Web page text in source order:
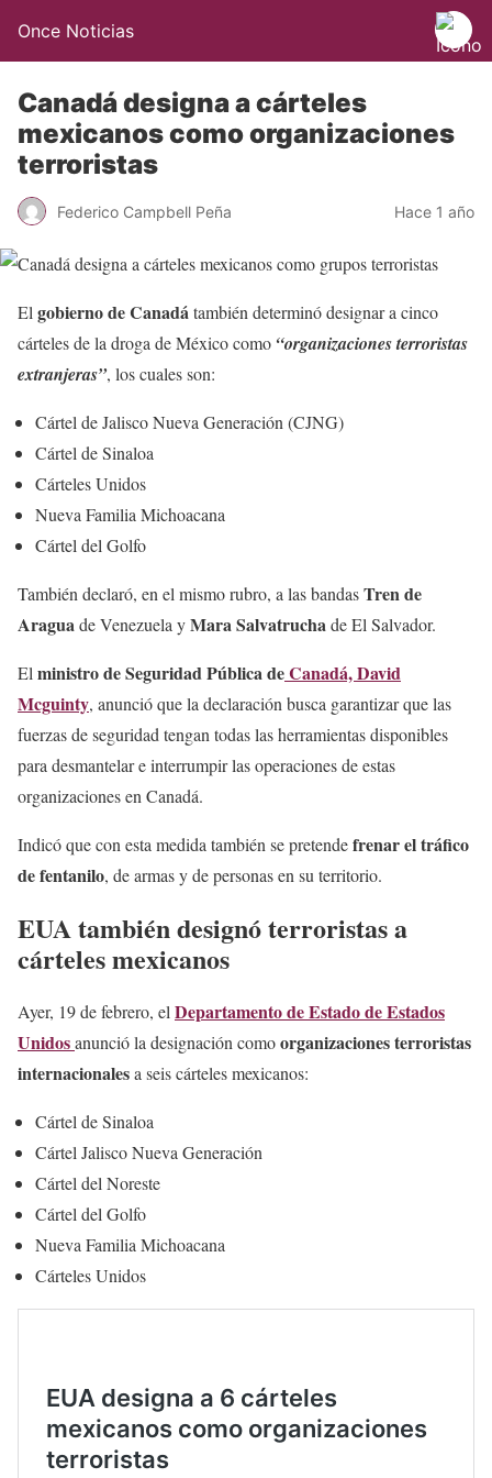
Once Noticias
Canadá designa a cárteles
mexicanos como organizaciones
terroristas
Federico Campbell Peña Hace 1 año
El gobierno de Canadátambién determinó designar a cinco
cárteles de la droga de México como “organizaciones terroristas
extranjeras”, los cuales son:
Cártel de Jalisco Nueva Generación (CJNG)
Cártel de Sinaloa
Cárteles Unidos
Nueva Familia Michoacana
Cártel del Golfo
También declaró, en el mismo rubro, a las bandasTren de
Araguade Venezuela yMara Salvatruchade El Salvador.
El ministro de Seguridad Pública deCanadá, David
Mcguinty, anunció que la declaración busca garantizar que las
fuerzas de seguridad tengan todas las herramientas disponibles
para desmantelar e interrumpir las operaciones de estas
organizaciones en Canadá.
Indicó que con esta medida también se pretendefrenar el tráfico
de fentanilo, de armas y de personas en su territorio.
EUA también designó terroristas a
cárteles mexicanos
Ayer, 19 de febrero, el Departamento de Estado de Estados
Unidosanunció la designación comoorganizaciones terroristas
internacionalesa seis cárteles mexicanos:
Cártel de Sinaloa
Cártel Jalisco Nueva Generación
Cártel del Noreste
Cártel del Golfo
Nueva Familia Michoacana
Cárteles Unidos